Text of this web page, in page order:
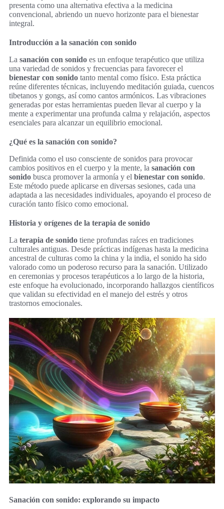
presenta como una alternativa efectiva a la medicina
convencional, abriendo un nuevo horizonte para el bienestar
integral.
Introducción a la sanación con sonido
La sanación con sonido es un enfoque terapéutico que utiliza
una variedad de sonidos y frecuencias para favorecer el
bienestar con sonido tanto mental como físico. Esta práctica
reúne diferentes técnicas, incluyendo meditación guiada, cuencos
tibetanos y gongs, así como cantos armónicos. Las vibraciones
generadas por estas herramientas pueden llevar al cuerpo y la
mente a experimentar una profunda calma y relajación, aspectos
esenciales para alcanzar un equilibrio emocional.
¿Qué es la sanación con sonido?
Definida como el uso consciente de sonidos para provocar
cambios positivos en el cuerpo y la mente, la sanación con
sonido busca promover la armonía y el bienestar con sonido.
Este método puede aplicarse en diversas sesiones, cada una
adaptada a las necesidades individuales, apoyando el proceso de
curación tanto físico como emocional.
Historia y orígenes de la terapia de sonido
La terapia de sonido tiene profundas raíces en tradiciones
culturales antiguas. Desde prácticas indígenas hasta la medicina
ancestral de culturas como la china y la india, el sonido ha sido
valorado como un poderoso recurso para la sanación. Utilizado
en ceremonias y procesos terapéuticos a lo largo de la historia,
este enfoque ha evolucionado, incorporando hallazgos científicos
que validan su efectividad en el manejo del estrés y otros
trastornos emocionales.
Sanación con sonido: explorando su impacto